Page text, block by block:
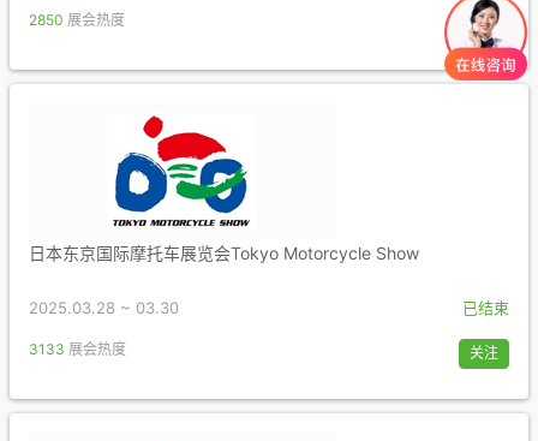
2850 展会热度 关注
日本东京国际摩托车展览会Tokyo Motorcycle Show
2025.03.28 ~ 03.30 已结束
3133 展会热度 关注